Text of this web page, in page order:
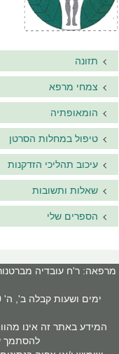
תזונה
צמחי מרפא
הומאופתיה
טיפול במחלות הסרטן
עיכוב תהליכי הזדקנות
שאלות ותשובות
הספרים שלי
ימים ושעות קבלה ב', ה' 9:00-12:00 15:00-18:00 ג',ד' 9:00-13:30
המידע באתר זה אינו
להסתמך